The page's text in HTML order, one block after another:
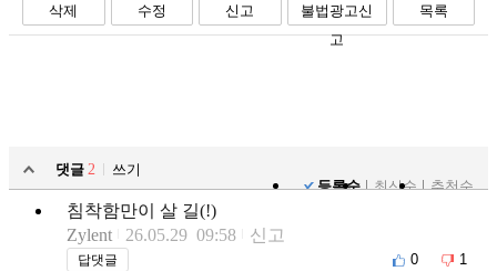
삭제 수정 신고
불법광고신
고
목록
댓글 2
쓰기
등록순
최신순 추천순
침착함만이 살 길(!)
Zylent
26.05.29 09:58 신고
답댓글 0 1